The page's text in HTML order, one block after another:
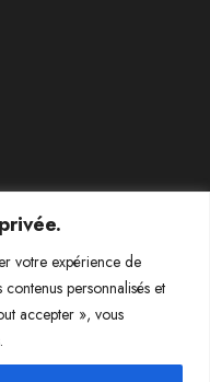
votre expérience de
personnalisés et
accepter », vous
à 19h30